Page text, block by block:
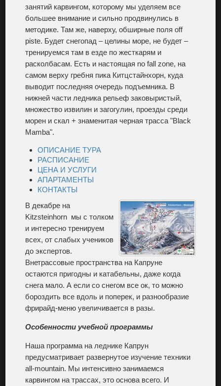
занятий карвингом, которому мы уделяем все
большее внимание и сильно продвинулись в
методике. Там же, наверху, обширные поля off
piste. Будет снегопад – целины море, не будет –
тренируемся там в езде по жесткарям и
расколбасам. Есть и настоящая no fall zone, на
самом верху гребня пика Китцстайнхорн, куда
выводит последняя очередь подъемника. В
нижней части ледника рельеф заковыристый,
множество извилин и загогулин, проезды среди
морен и скал + знаменитая черная трасса "Black
Mamba".
ОПИСАНИЕ ТУРА
РАСПИСАНИЕ
ЦЕНА И УСЛУГИ
АПАРТАМЕНТЫ
КОНТАКТЫ
В декабре на
Kitzsteinhorn мы с толком
и интересно тренируем
всех, от слабых учеников
до экспертов.
Внетрассовые пространства на Капруне
остаются пригодны и катабельны, даже когда
снега мало. А если со снегом все ок, то можно
бороздить все вдоль и поперек, и разнообразие
фрирайд-меню увеличивается в разы.
Особенности учебной программы
Наша программа на леднике Капрун
предусматривает развернутое изучение техники
all-mountain. Мы интенсивно занимаемся
карвингом на трассах, это основа всего. И